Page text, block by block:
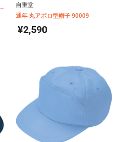
自重堂
通年 丸アポロ型帽子 90009
¥2,590